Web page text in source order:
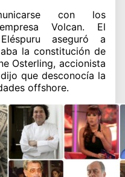
con los
Volcan. El
aseguró a
la constitución de
Osterling, accionista
que desconocía la
offshore.